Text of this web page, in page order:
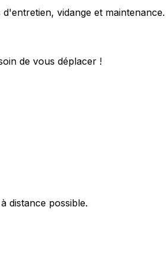
vidange et maintenance.
de vous déplacer !
distance possible.